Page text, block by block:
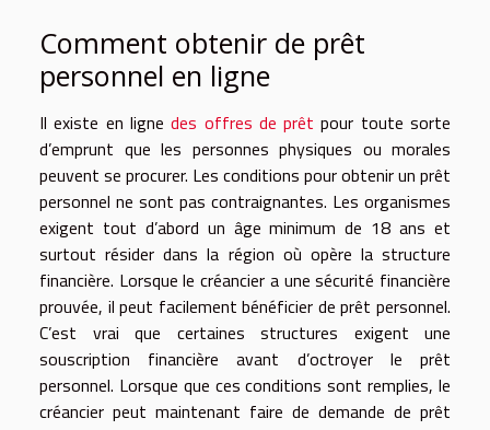
Comment obtenir de prêt
personnel en ligne
Il existe en lignedes offres de prêt pour toute sorte
d’emprunt que les personnes physiques ou morales
peuvent se procurer. Les conditions pour obtenir un prêt
personnel ne sont pas contraignantes. Les organismes
exigent tout d’abord un âge minimum de 18 ans et
surtout résider dans la région où opère la structure
financière. Lorsque le créancier a une sécurité financière
prouvée, il peut facilement bénéficier de prêt personnel.
C’est vrai que certaines structures exigent une
souscription financière avant d’octroyer le prêt
personnel. Lorsque que ces conditions sont remplies, le
créancier peut maintenant faire de demande de prêt